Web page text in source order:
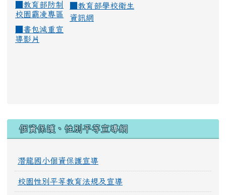
教育部防制
校園霸凌專區
教育部學校衛生
資訊網
書包減重宣
導影片
個資保護、性別平等宣導網
潛龍國小個資保護宣導
校園性別平等教育法規及宣導